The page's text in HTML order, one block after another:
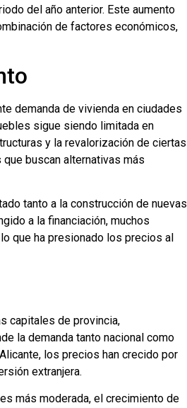
del año anterior. Este aumento
de factores económicos,
demanda de vivienda en ciudades
sigue siendo limitada en
y la revalorización de ciertas
buscan alternativas más
tanto a la construcción de nuevas
a la financiación, muchos
que ha presionado los precios al
capitales de provincia,
la demanda tanto nacional como
los precios han crecido por
extranjera.
más moderada, el crecimiento de